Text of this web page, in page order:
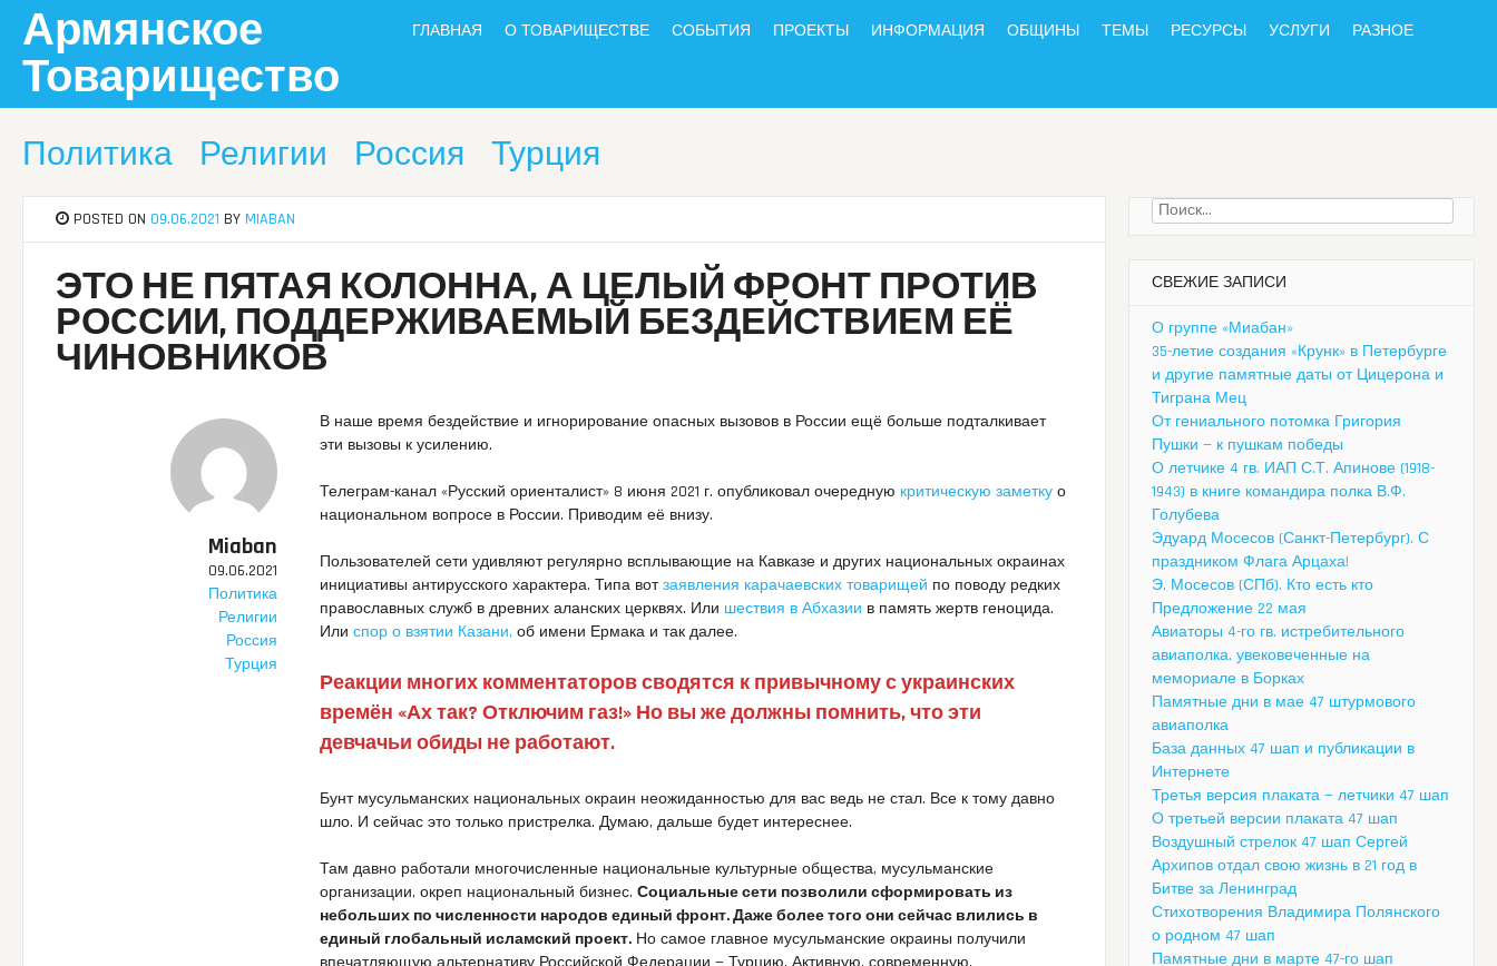
content
Армянское
Товарищество
ГЛАВНАЯ О ТОВАРИЩЕСТВЕ СОБЫТИЯ ПРОЕКТЫ ИНФОРМАЦИЯ ОБЩИНЫ ТЕМЫ РЕСУРСЫ УСЛУГИ РАЗНОЕ
Политика Религии Россия Турция
POSTED ON 09.06.2021 BY MIABAN
ЭТО НЕ ПЯТАЯ КОЛОННА, А ЦЕЛЫЙ ФРОНТ ПРОТИВ
РОССИИ, ПОДДЕРЖИВАЕМЫЙ БЕЗДЕЙСТВИЕМ ЕЁ
ЧИНОВНИКОВ
Miaban
09.06.2021
Политика
Религии
Россия
Турция
В наше время бездействие и игнорирование опасных вызовов в России ещё больше подталкивает
эти вызовы к усилению.
Телеграм-канал «Русский ориенталист» 8 июня 2021 г. опубликовал очередную критическую заметку о
национальном вопросе в России. Приводим её внизу.
Пользователей сети удивляют регулярно всплывающие на Кавказе и других национальных окраинах
инициативы антирусского характера. Типа вотзаявления карачаевских товарищей по поводу редких
православных служб в древних аланских церквях. Или шествия в Абхазии в память жертв геноцида.
Илиспор о взятии Казани, об имени Ермака и так далее.
Реакции многих комментаторов сводятся к привычному с украинских
времён «Ах так? Отключим газ!» Но вы же должны помнить, что эти
девчачьи обиды не работают.
Бунт мусульманских национальных окраин неожиданностью для вас ведь не стал. Все к тому давно
шло. И сейчас это только пристрелка. Думаю, дальше будет интереснее.
Там давно работали многочисленные национальные культурные общества, мусульманские
организации, окреп национальный бизнес.Социальные сети позволили сформировать из
небольших по численности народов единый фронт. Даже более того они сейчас влились в
единый глобальный исламский проект. Но самое главное мусульманские окраины получили
Найти:
СВЕЖИЕ ЗАПИСИ
О группе «Миабан»
35-летие создания «Крунк» в Петербурге
и другие памятные даты от Цицерона и
Тиграна Мец
От гениального потомка Григория
Пушки — к пушкам победы
О летчике 4 гв. ИАП С.Т. Апинове (1918-
1943) в книге командира полка В.Ф.
Голубева
Эдуард Мосесов (Санкт-Петербург). С
праздником Флага Арцаха!
Э. Мосесов (СПб). Кто есть кто
Предложение 22 мая
Авиаторы 4-го гв. истребительного
авиаполка, увековеченные на
мемориале в Борках
Памятные дни в мае 47 штурмового
авиаполка
База данных 47 шап и публикации в
Интернете
Третья версия плаката — летчики 47 шап
О третьей версии плаката 47 шап
Воздушный стрелок 47 шап Сергей
Архипов отдал свою жизнь в 21 год в
Битве за Ленинград
Стихотворения Владимира Полянского
о родном 47 шап
Памятные дни в марте 47-го шап